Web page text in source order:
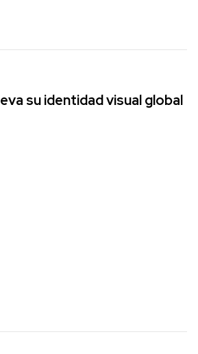
su identidad visual global